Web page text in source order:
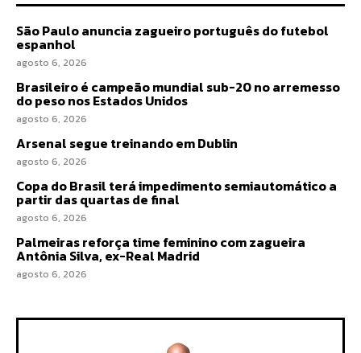
São Paulo anuncia zagueiro português do futebol
espanhol
agosto 6, 2026
Brasileiro é campeão mundial sub-20 no arremesso
do peso nos Estados Unidos
agosto 6, 2026
Arsenal segue treinando em Dublin
agosto 6, 2026
Copa do Brasil terá impedimento semiautomático a
partir das quartas de final
agosto 6, 2026
Palmeiras reforça time feminino com zagueira
Antônia Silva, ex-Real Madrid
agosto 6, 2026